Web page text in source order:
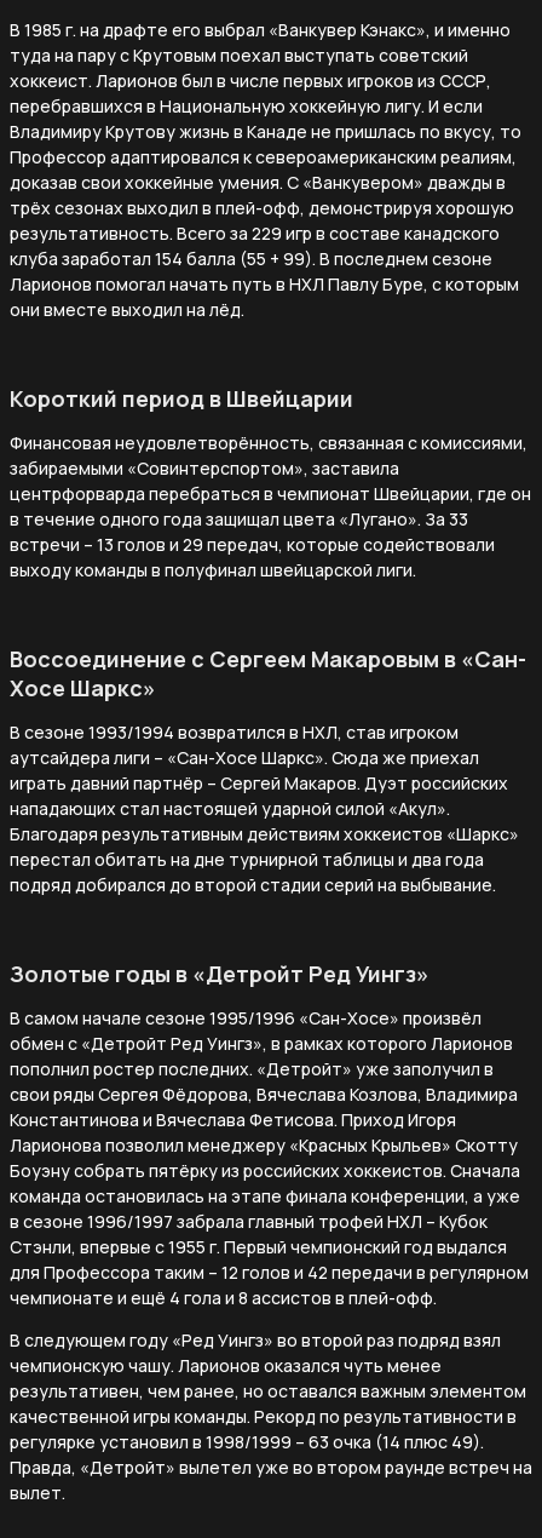
В 1985 г. на драфте его выбрал «Ванкувер Кэнакс», и именно
туда на пару с Крутовым поехал выступать советский
хоккеист. Ларионов был в числе первых игроков из СССР,
перебравшихся в Национальную хоккейную лигу. И если
Владимиру Крутову жизнь в Канаде не пришлась по вкусу, то
Профессор адаптировался к североамериканским реалиям,
доказав свои хоккейные умения. С «Ванкувером» дважды в
трёх сезонах выходил в плей-офф, демонстрируя хорошую
результативность. Всего за 229 игр в составе канадского
клуба заработал 154 балла (55 + 99). В последнем сезоне
Ларионов помогал начать путь в НХЛ Павлу Буре, с которым
они вместе выходил на лёд.
Короткий период в Швейцарии
Финансовая неудовлетворённость, связанная с комиссиями,
забираемыми «Совинтерспортом», заставила
центрфорварда перебраться в чемпионат Швейцарии, где он
в течение одного года защищал цвета «Лугано». За 33
встречи – 13 голов и 29 передач, которые содействовали
выходу команды в полуфинал швейцарской лиги.
Воссоединение с Сергеем Макаровым в «Сан-
Хосе Шаркс»
В сезоне 1993/1994 возвратился в НХЛ, став игроком
аутсайдера лиги – «Сан-Хосе Шаркс». Сюда же приехал
играть давний партнёр – Сергей Макаров. Дуэт российских
нападающих стал настоящей ударной силой «Акул».
Благодаря результативным действиям хоккеистов «Шаркс»
перестал обитать на дне турнирной таблицы и два года
подряд добирался до второй стадии серий на выбывание.
Золотые годы в «Детройт Ред Уингз»
В самом начале сезоне 1995/1996 «Сан-Хосе» произвёл
обмен с «Детройт Ред Уингз», в рамках которого Ларионов
пополнил ростер последних. «Детройт» уже заполучил в
свои ряды Сергея Фёдорова, Вячеслава Козлова, Владимира
Константинова и Вячеслава Фетисова. Приход Игоря
Ларионова позволил менеджеру «Красных Крыльев» Скотту
Боуэну собрать пятёрку из российских хоккеистов. Сначала
команда остановилась на этапе финала конференции, а уже
в сезоне 1996/1997 забрала главный трофей НХЛ – Кубок
Стэнли, впервые с 1955 г. Первый чемпионский год выдался
для Профессора таким – 12 голов и 42 передачи в регулярном
чемпионате и ещё 4 гола и 8 ассистов в плей-офф.
В следующем году «Ред Уингз» во второй раз подряд взял
чемпионскую чашу. Ларионов оказался чуть менее
результативен, чем ранее, но оставался важным элементом
качественной игры команды. Рекорд по результативности в
регулярке установил в 1998/1999 – 63 очка (14 плюс 49).
Правда, «Детройт» вылетел уже во втором раунде встреч на
вылет.